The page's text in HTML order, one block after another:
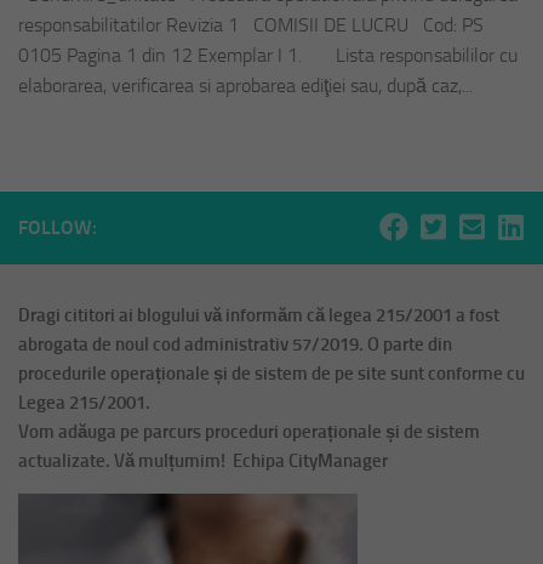
responsabilitatilor Revizia 1 COMISII DE LUCRU Cod: PS
0105 Pagina 1 din 12 Exemplar I 1. Lista responsabililor cu
elaborarea, verificarea si aprobarea ediţiei sau, după caz,...
FOLLOW:
Dragi cititori ai blogului vă informăm că legea 215/2001 a fost
abrogata de noul cod administrativ 57/2019. O parte din
procedurile operaționale și de sistem de pe site sunt conforme cu
Legea 215/2001.
Vom adăuga pe parcurs proceduri operaționale și de sistem
actualizate. Vă mulțumim! Echipa CityManager